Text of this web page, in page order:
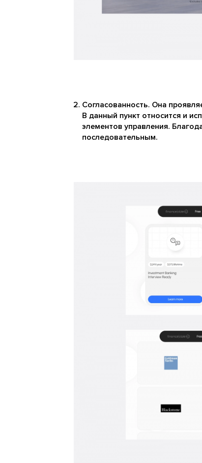
Согласованность. Она
В данный пункт относится и
элементов управления.
последовательным.